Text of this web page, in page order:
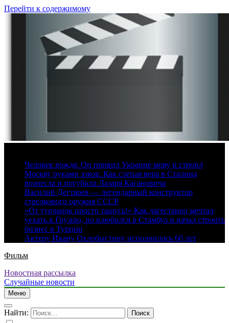
Перейти к содержимому
Человек вождя. Он привил Украине мову и строил
Москву руками зэков. Как слепая вера в Сталина
вознесла и погубила Лазаря Кагановича
Василий Дегтярев — легендарный конструктор
стрелкового оружия СССР
«От турчанок просто тащусь!» Как дагестанец мечтал
уехать в Грузию, но влюбился в Стамбул и начал строить
бизнес в Турции
Актеру Ивану Охлобыстину исполнилось 60 лет
Фильм
Новостная рассылка
Случайные новости
Меню
Найти: